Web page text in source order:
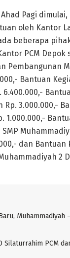
Pagi
oleh Kantor
beberapa
PCM Depok
Pembangunan
Bantuan
6.400.000,-
Rp. 3.000.000,-
1.000.000,-
dan Bantuan
2
Muhammadiyah
Silaturrahim PCM